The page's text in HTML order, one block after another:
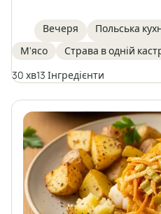
наповнена ароматами,
швидкого та ситного
кашею, картоплею або
Вечеря Польська
М'ясо
Страва в одній
30 хв13 Інгредієнти